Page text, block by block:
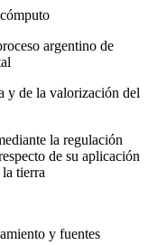
argentino de
y de la valorización del
la regulación
de su aplicación
tierra
y fuentes